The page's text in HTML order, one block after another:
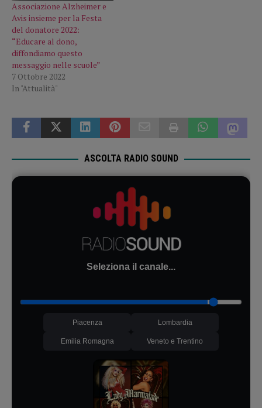
Associazione Alzheimer e
Avis insieme per la Festa
del donatore 2022:
“Educare al dono,
diffondiamo questo
messaggio nelle scuole”
7 Ottobre 2022
In "Attualità"
ASCOLTA RADIO SOUND
Seleziona il canale...
Piacenza Lombardia
Emilia Romagna Veneto e Trentino